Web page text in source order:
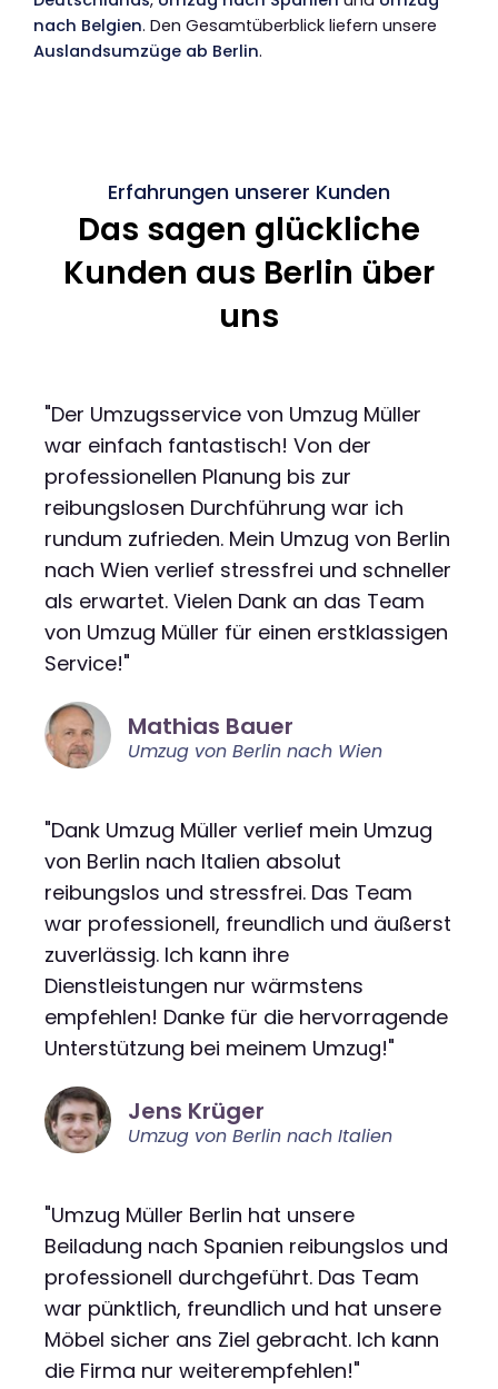
nach Belgien. Den Gesamtüberblick liefern unsere
Auslandsumzüge ab Berlin.
Erfahrungen unserer Kunden
Das sagen glückliche
Kunden aus Berlin über
uns
"Der Umzugsservice von Umzug Müller
war einfach fantastisch! Von der
professionellen Planung bis zur
reibungslosen Durchführung war ich
rundum zufrieden. Mein Umzug von Berlin
nach Wien verlief stressfrei und schneller
als erwartet. Vielen Dank an das Team
von Umzug Müller für einen erstklassigen
Service!"
Mathias Bauer
Umzug von Berlin nach Wien
"Dank Umzug Müller verlief mein Umzug
von Berlin nach Italien absolut
reibungslos und stressfrei. Das Team
war professionell, freundlich und äußerst
zuverlässig. Ich kann ihre
Dienstleistungen nur wärmstens
empfehlen! Danke für die hervorragende
Unterstützung bei meinem Umzug!"
Jens Krüger
Umzug von Berlin nach Italien
"Umzug Müller Berlin hat unsere
Beiladung nach Spanien reibungslos und
professionell durchgeführt. Das Team
war pünktlich, freundlich und hat unsere
Möbel sicher ans Ziel gebracht. Ich kann
die Firma nur weiterempfehlen!"